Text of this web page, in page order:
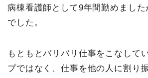
病棟看護師として9年間勤めまし
でした。
もともとバリバリ仕事をこなして
プではなく、仕事を他の人に割り